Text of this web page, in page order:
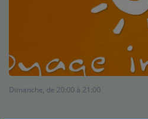
Médias
Dimanche, de 20:00 à 21:00